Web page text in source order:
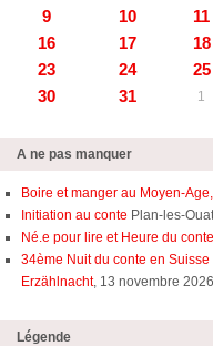
9
10 11
16
17 18
23
24 25
30
31 1
A ne pas manquer
Boire et manger au Moyen-Age,
Initiation au conte Plan-les-
Né.e pour lire et Heure du
34ème Nuit du conte en
Erzählnacht, 13 novembre
Légende